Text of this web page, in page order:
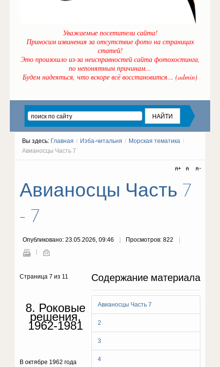
Уважаемые посетители сайта!
Приносим извинения за отсутствие фото на страницах
статей!
Это произошло из-за неисправностей сайта фотохостинга,
по непонятным причинам...
Будем надеяться, что вскоре всё восстановится... (admin)
Вы здесь: Главная / Изба-читальня / Морская тематика /
Авианосцы Часть 7
Авианосцы Часть 7
- 7
Опубликовано: 23.05.2026, 09:46 Просмотров: 822
Содержание материала
Авианосцы Часть 7
2
3
4
Страница 7 из 11
8. Роковые
решения,
1962-1981
В октябре 1962 года